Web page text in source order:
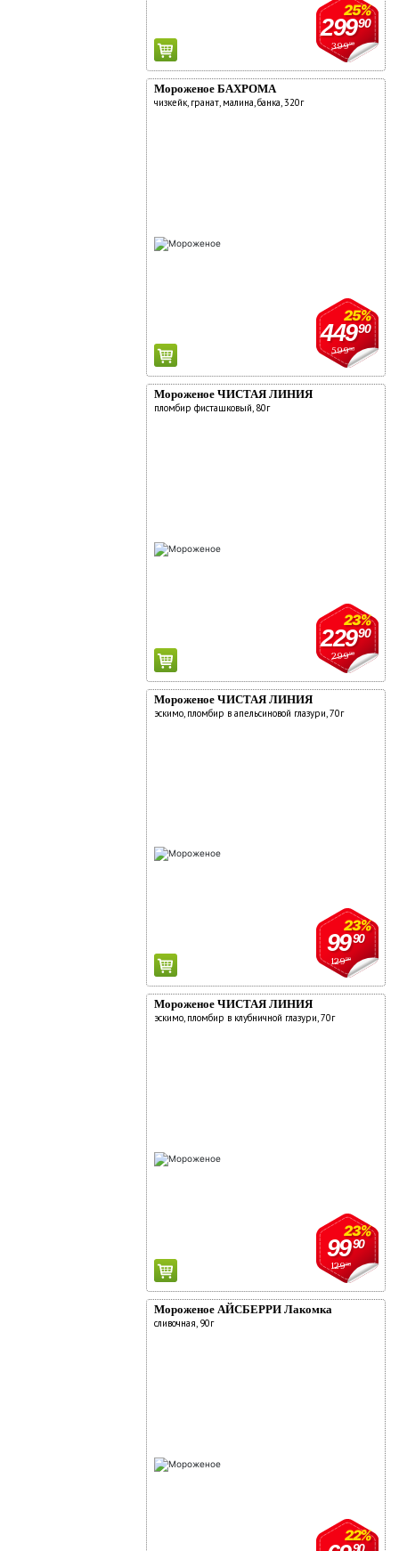
39990
25%
29990
Мороженое БАХРОМА
чизкейк, гранат, малина, банка, 320г
59990
25%
44990
Мороженое ЧИСТАЯ ЛИНИЯ
пломбир фисташковый, 80г
29990
23%
22990
Мороженое ЧИСТАЯ ЛИНИЯ
эскимо, пломбир в апельсиновой глазури, 70г
12990
23%
9990
Мороженое ЧИСТАЯ ЛИНИЯ
эскимо, пломбир в клубничной глазури, 70г
12990
23%
9990
Мороженое АЙСБЕРРИ Лакомка
сливочная, 90г
22%